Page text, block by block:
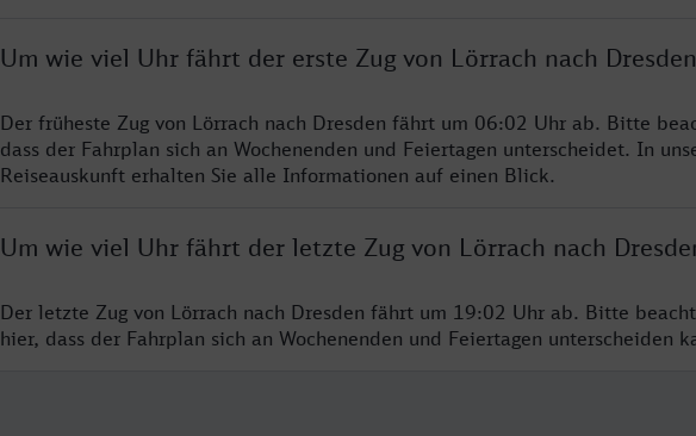
Um wie viel Uhr fährt der erste Zug von Lörrach nach
Der früheste Zug von Lörrach nach Dresden fährt um 06:02 Uhr ab. Bitte
dass der Fahrplan sich an Wochenenden und Feiertagen unterscheidet. In
Reiseauskunft erhalten Sie alle Informationen auf einen Blick.
Um wie viel Uhr fährt der letzte Zug von Lörrach nach
Der letzte Zug von Lörrach nach Dresden fährt um 19:02 Uhr ab. Bitte
hier, dass der Fahrplan sich an Wochenenden und Feiertagen unterscheiden